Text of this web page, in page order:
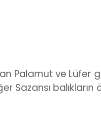
Palamut ve
Sazansı